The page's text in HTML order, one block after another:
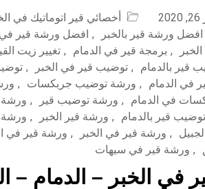
أخصائي قير اتوماتيك في
افضل ورشة قير بالخبر , افضل ورشة قير في
, برمجة قير في الدمام , تغيير زيت
قير بالدمام , توضيب قير في الخبر ,
في الدمام , ورشة توضيب جربكسات ,
في الدمام , ورشة توضيب قير , ورشة
قير بالدمام , ورشة قير الخبر , ورشة
, ورشة قير في الخبر , ورشة قير في
, ورشة قير في سيهات
في الخبر – الدمام –